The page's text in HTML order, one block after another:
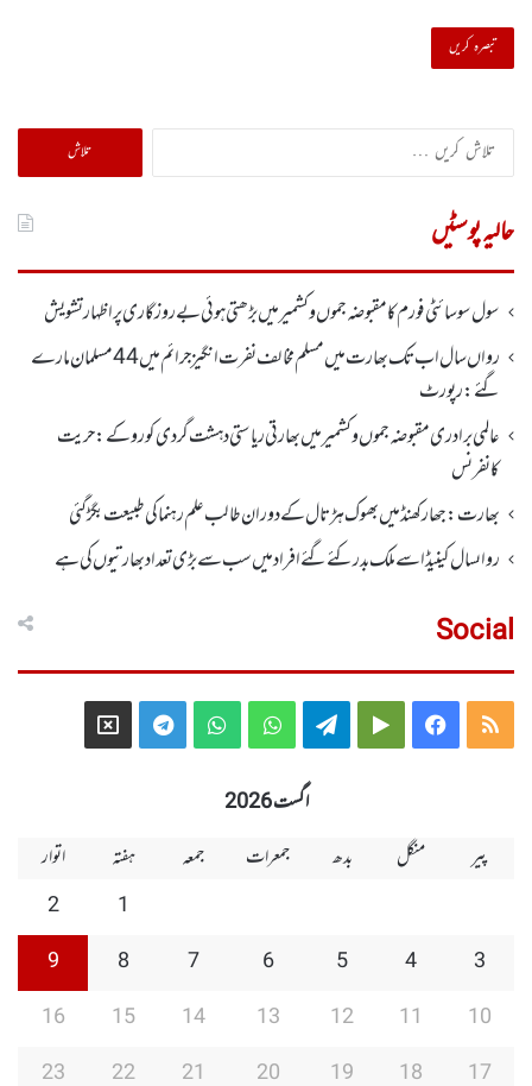
تلاش
کریں
حالیہ پوسٹیں
سول سوسائٹی فورم کا مقبوضہ جموں وکشمیر میں بڑھتی ہوئی بے روزگاری پر اظہارتشویش
رواں سال اب تک بھارت میں مسلم مخالف نفرت انگیز جرائم میں 44 مسلمان مارے
گئے: رپورٹ
عالمی برادری مقبوضہ جموں وکشمیر میں بھارتی ریاستی دہشت گردی کو روکے : حریت
کانفرنس
بھارت :جھارکھنڈمیں بھوک ہڑتال کے دوران طالب علم رہنما کی طبیعت بگڑ گئی
رواںسال کینیڈا سے ملک بدر کئے گئے افراد میں سب سے بڑی تعداد بھارتیوں کی ہے
Social
RSS
Facebook
Google
Telegram
WhatsApp
WhatsApp
Telegram
X
اگست 2026
پیر
منگل بدھ جمعرات جمعہ ہفتہ
اتوار
1
2
3
4
5
6
7
8
9
10
11
12
13
14
15
16
17
18
19
20
21
22
23